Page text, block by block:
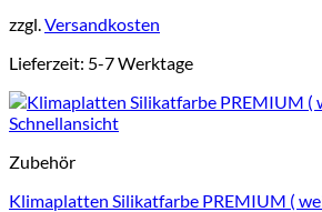
zzgl. Versandkosten
Lieferzeit: 5-7 Werktage
Schnellansicht
Zubehör
Klimaplatten Silikatfarbe PREMIUM (